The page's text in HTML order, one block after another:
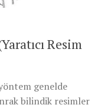
Resim
genelde
bilindik resimler